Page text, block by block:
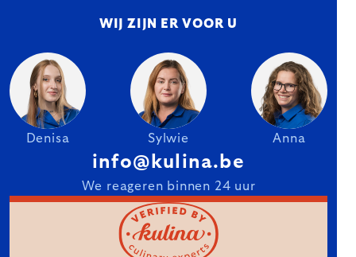
WIJ ZIJN ER VOOR U
Denisa Sylwie Anna
info@kulina.be
We reageren binnen 24 uur